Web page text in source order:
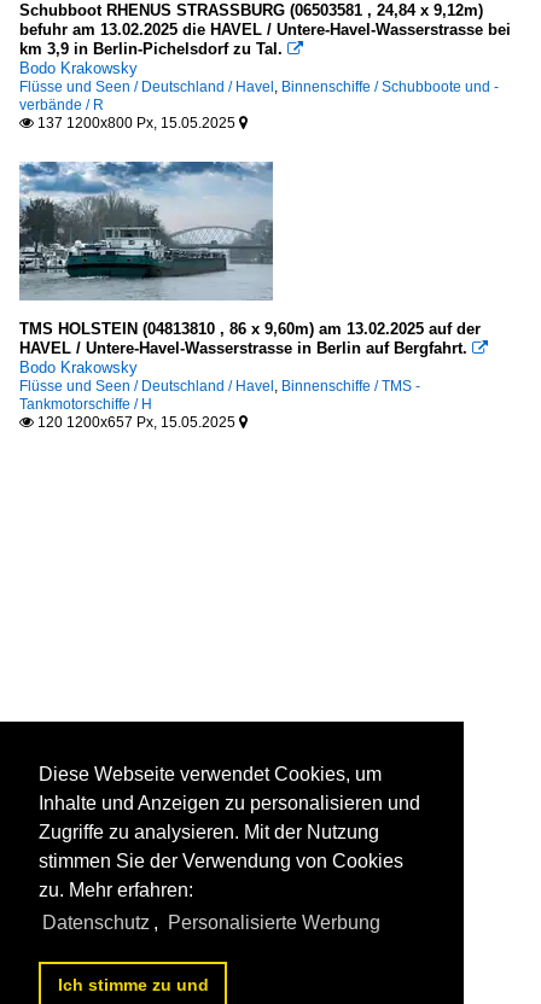
Schubboot RHENUS STRASSBURG (06503581 , 24,84 x 9,12m)
befuhr am 13.02.2025 die HAVEL / Untere-Havel-Wasserstrasse bei
km 3,9 in Berlin-Pichelsdorf zu Tal. 
Bodo Krakowsky
Flüsse und Seen / Deutschland / Havel , Binnenschiffe / Schubboote und -
verbände / R
 137 1200x800 Px, 15.05.2025 
TMS HOLSTEIN (04813810 , 86 x 9,60m) am 13.02.2025 auf der
HAVEL / Untere-Havel-Wasserstrasse in Berlin auf Bergfahrt. 
Bodo Krakowsky
Flüsse und Seen / Deutschland / Havel , Binnenschiffe / TMS -
Tankmotorschiffe / H
 120 1200x657 Px, 15.05.2025 
Diese Webseite verwendet Cookies, um
Inhalte und Anzeigen zu personalisieren und
Zugriffe zu analysieren. Mit der Nutzung
stimmen Sie der Verwendung von Cookies
zu. Mehr erfahren:
Datenschutz , Personalisierte Werbung
Ich stimme zu und